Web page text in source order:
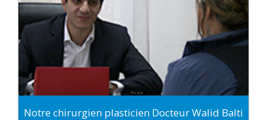
Notre chirurgien plasticien Docteur Walid Balti